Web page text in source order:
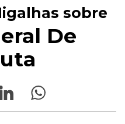
sobre
De